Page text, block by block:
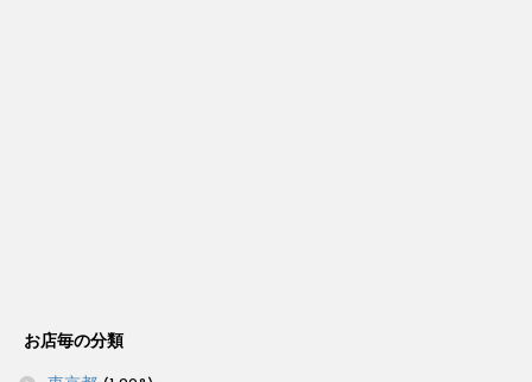
お店毎の分類